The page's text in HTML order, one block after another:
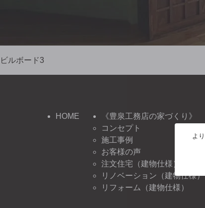
ビルボード3
HOME
《豊泉工務店の家づくり》
コンセプト
施工事例
お客様の声
注文住宅（建物仕様）
リノベーション（建物仕様）
リフォーム（建物仕様）
よ